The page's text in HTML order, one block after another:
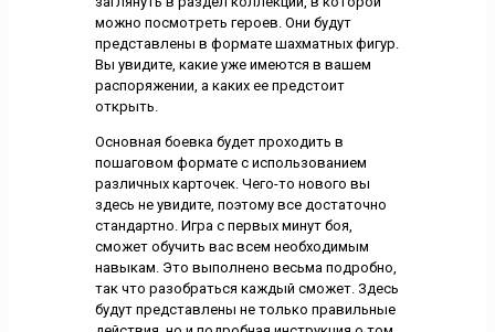
можно посмотреть героев. Они будут
представлены в формате шахматных фигур.
Вы увидите, какие уже имеются в вашем
распоряжении, а каких ее предстоит
открыть.
Основная боевка будет проходить в
пошаговом формате с использованием
различных карточек. Чего-то нового вы
здесь не увидите, поэтому все достаточно
стандартно. Игра с первых минут боя,
сможет обучить вас всем необходимым
навыкам. Это выполнено весьма подробно,
так что разобраться каждый сможет. Здесь
будут представлены не только правильные